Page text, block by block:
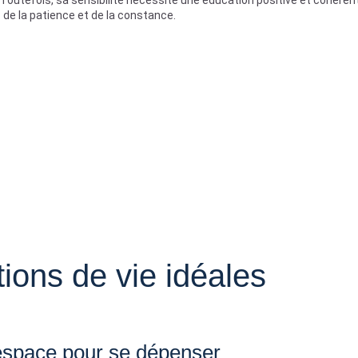
de la patience et de la constance.
de vie idéales
pour se dépenser